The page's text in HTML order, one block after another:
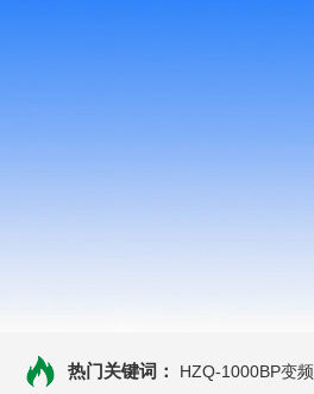
热门关键词： HZQ-1000BP变